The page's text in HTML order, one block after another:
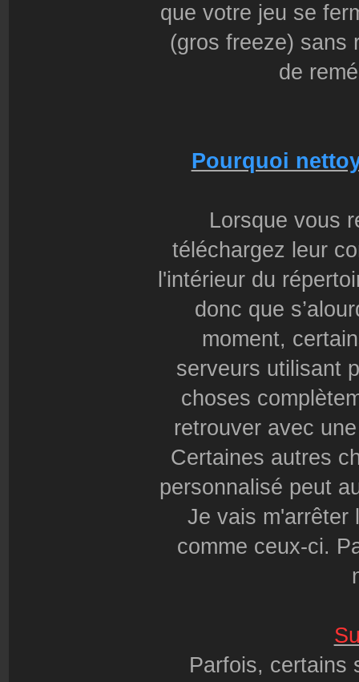
que votre jeu se
(gros freeze) sans
de
Pourquoi
Lorsque vous
téléchargez leur
l'intérieur du
donc que
moment,
serveurs utilisant
choses
retrouver avec
Certaines autres
personnalisé peut
Je vais m'arrêter
comme ceux-ci.
Parfois, certains